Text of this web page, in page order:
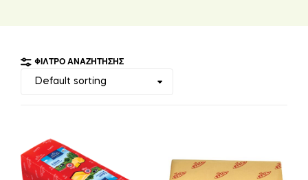
ΦΊΛΤΡΟ ΑΝΑΖΉΤΗΣΗΣ